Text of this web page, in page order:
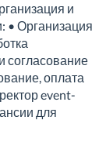
и
• Организация
согласование
оплата
event-
для